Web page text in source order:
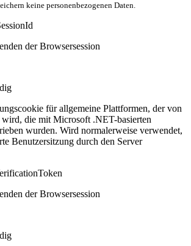
keine personenbezogenen Daten.
der Browsersession
für allgemeine Plattformen, der von
wird, die mit Microsoft .NET-basierten
wurden. Wird normalerweise verwendet,
Benutzersitzung durch den Server
der Browsersession